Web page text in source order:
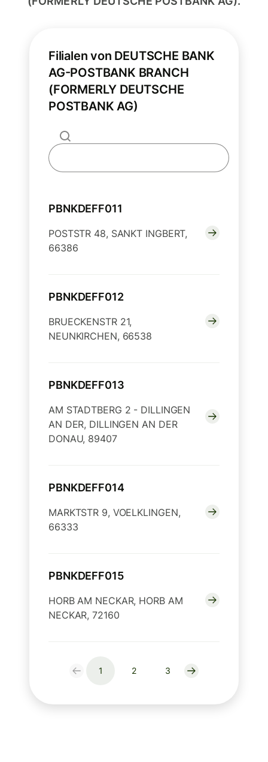
Filialen von DEUTSCHE BANK
AG-POSTBANK BRANCH
(FORMERLY DEUTSCHE
POSTBANK AG)
PBNKDEFF011
POSTSTR 48, SANKT INGBERT,
66386
PBNKDEFF012
BRUECKENSTR 21,
NEUNKIRCHEN, 66538
PBNKDEFF013
AM STADTBERG 2 - DILLINGEN
AN DER, DILLINGEN AN DER
DONAU, 89407
PBNKDEFF014
MARKTSTR 9, VOELKLINGEN,
66333
PBNKDEFF015
HORB AM NECKAR, HORB AM
NECKAR, 72160
1 2 3